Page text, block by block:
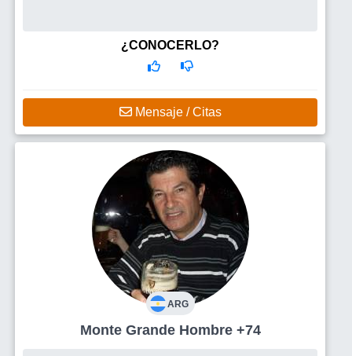
¿CONOCERLO?
Mensaje / Citas
ARG
Monte Grande Hombre +74